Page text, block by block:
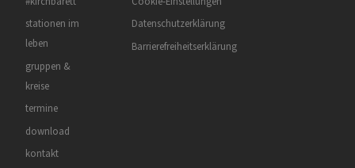
stationen im
leben
gruppen &
kreise
termine
download
kontakt
Datenschutzerklärung
Barrierefreiheitserklärung